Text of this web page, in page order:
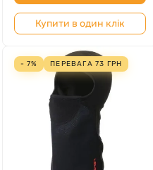
Купити в один клік
- 7% ПЕРЕВАГА73 ГРН